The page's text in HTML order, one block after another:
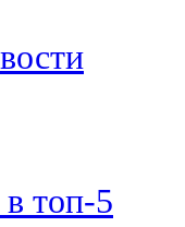
топ-5